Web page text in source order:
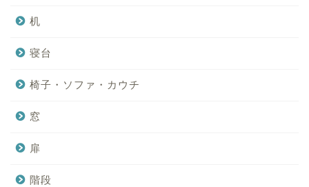
机
寝台
椅子・ソファ・カウチ
窓
扉
階段